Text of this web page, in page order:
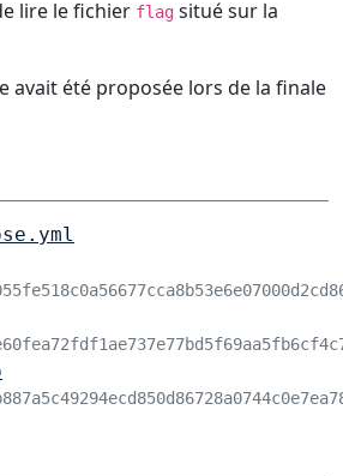
lire le fichier flag situé sur la
avait été proposée lors de la finale